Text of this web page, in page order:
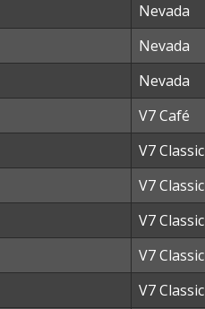
Nevada
Nevada
Nevada
V7 Café
V7 Classic
V7 Classic
V7 Classic
V7 Classic
V7 Classic